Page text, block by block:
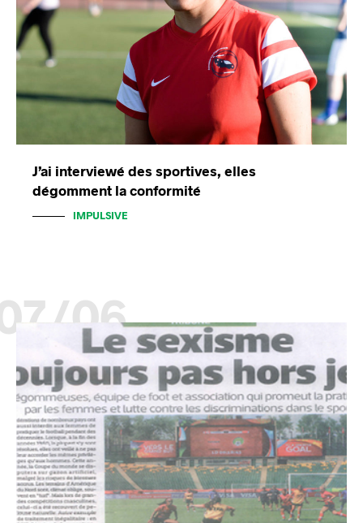
J’ai interviewé des sportives, elles
dégomment la conformité
IMPULSIVE
06